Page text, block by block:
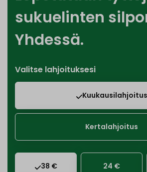
sukuelinten
Yhdessä.
Valitse lahjoituksesi
Kuukausilahjoitus
Kertalahjoitus
38 € 24 €